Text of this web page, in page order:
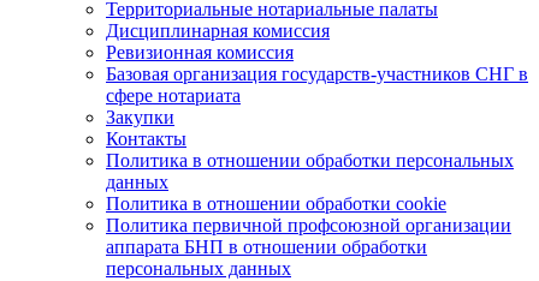
Территориальные нотариальные палаты
Дисциплинарная комиссия
Ревизионная комиссия
Базовая организация государств-участников СНГ в
сфере нотариата
Закупки
Контакты
Политика в отношении обработки персональных
данных
Политика в отношении обработки cookie
Политика первичной профсоюзной организации
аппарата БНП в отношении обработки
персональных данных